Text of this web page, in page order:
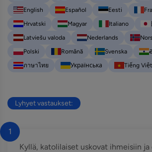
English
Español Eesti
Hrvatski
Magyar Italiano
Latviešu valoda
Nederlands
Polski
Română Svenska
ภาษาไทย
Українська Tiếng Việt
Lyhyet vastaukset:
1
Kyllä, katolilaiset uskovat ihmeisiin